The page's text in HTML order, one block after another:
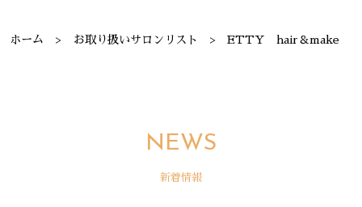
ホーム お取り扱いサロンリスト ETTY hair＆make
NEWS
新着情報